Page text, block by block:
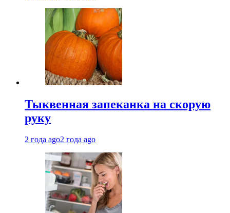
Тыквенная запеканка на скорую
руку
2 года ago2 года ago